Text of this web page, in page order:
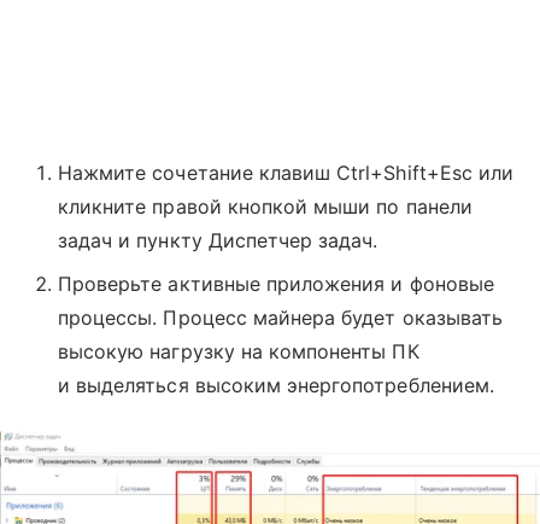
Нажмите сочетание клавиш Ctrl+Shift+Esc или
кликните правой кнопкой мыши по панели
задач и пункту Диспетчер задач.
Проверьте активные приложения и фоновые
процессы. Процесс майнера будет оказывать
высокую нагрузку на компоненты ПК
и выделяться высоким энергопотреблением.